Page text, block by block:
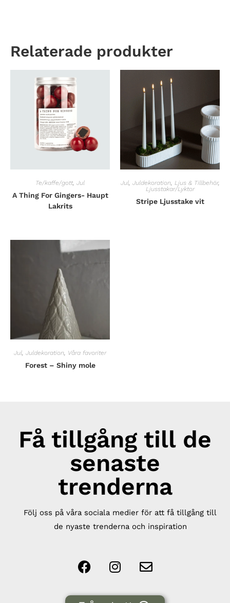
Relaterade produkter
Te/kaffe/gott, Jul
A Thing For Gingers- Haupt
Lakrits
Jul, Juldekoration Ljus & Tillbehör,
Ljusstakar/Lyktor
Stripe Ljusstake vit
Jul Juldekoration Våra favoriter
Forest – Shiny mole
Få tillgång till de
senaste
trenderna
Följ oss på våra sociala medier för att få tillgång till
de nyaste trenderna och inspiration